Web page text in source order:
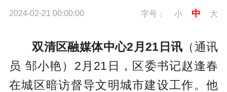
2024-02-21 00:00:00 字号： 小 中 大
双清区融媒体中心2月21日讯 （通讯
员 邹小艳）2月21日，区委书记赵逢春
在城区暗访督导文明城市建设工作。他